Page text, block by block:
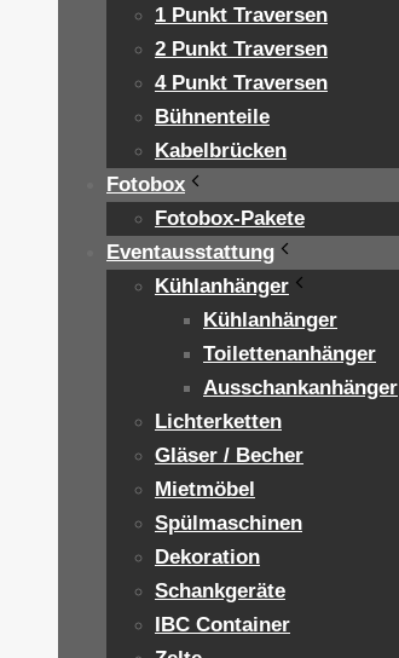
1 Punkt Traversen
2 Punkt Traversen
4 Punkt Traversen
Bühnenteile
Kabelbrücken
Fotobox
Fotobox-Pakete
Eventausstattung
Kühlanhänger
Kühlanhänger
Toilettenanhänger
Ausschankanhänger
Lichterketten
Gläser / Becher
Mietmöbel
Spülmaschinen
Dekoration
Schankgeräte
IBC Container